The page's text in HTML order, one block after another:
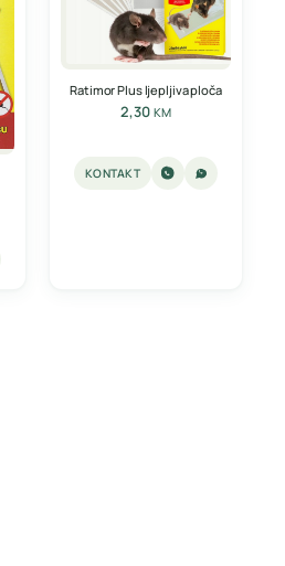
Ratimor Plus ljepljiva ploča
2,30 KM
KONTAKT